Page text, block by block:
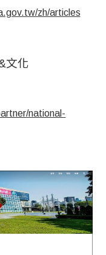
zh/articles
文化
national-